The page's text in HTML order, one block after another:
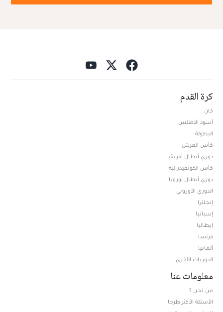
كرة القدم
كان
أسود الأطلس
البطولة
كأس العرش
دوري أبطال افريقيا
كأس الكونفيدرالية
دوري أبطال أوروبا
الدوري الأوروبي
إنجلترا
إسبانيا
إيطاليا
فرنسا
ألمانيا
الدوريات الأخرى
معلومات عنا
من نحن ؟
الأسئلة الأكثر طرحا